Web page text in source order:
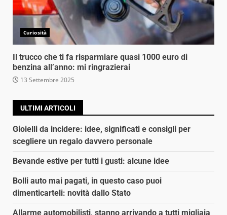
Curiosità
Il trucco che ti fa risparmiare quasi 1000 euro di
benzina all’anno: mi ringrazierai
13 Settembre 2025
ULTIMI ARTICOLI
Gioielli da incidere: idee, significati e consigli per
scegliere un regalo davvero personale
Bevande estive per tutti i gusti: alcune idee
Bolli auto mai pagati, in questo caso puoi
dimenticarteli: novità dallo Stato
Allarme automobilisti, stanno arrivando a tutti migliaia